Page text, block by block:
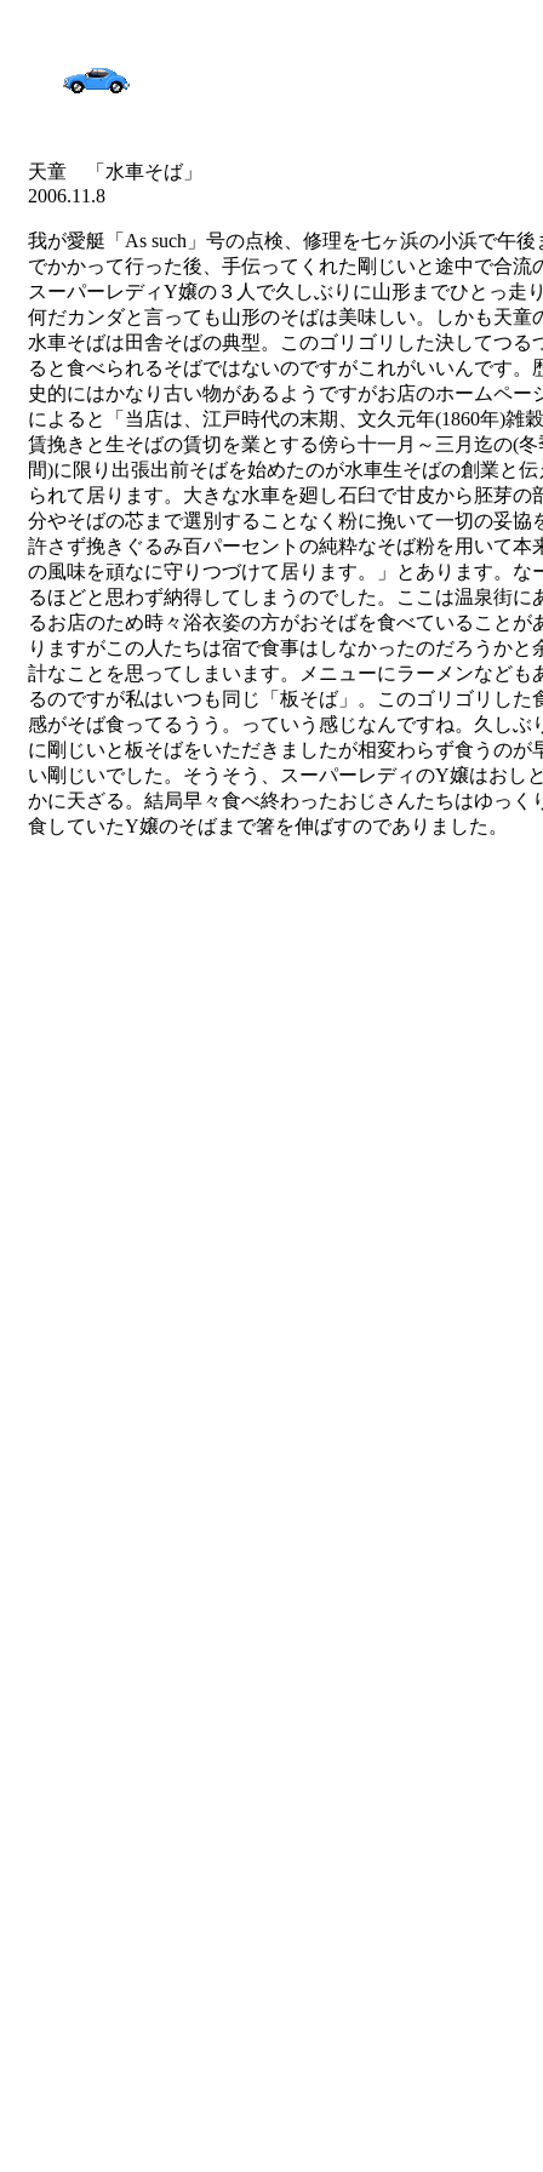
天童 「水車そば」
2006.11.8
我が愛艇「As such」号の点検、修理を七ヶ浜の小浜で午後
でかかって行った後、手伝ってくれた剛じいと途中で合流
スーパーレディY嬢の３人で久しぶりに山形までひとっ走
何だカンダと言っても山形のそばは美味しい。しかも天童
水車そばは田舎そばの典型。このゴリゴリした決してつる
ると食べられるそばではないのですがこれがいいんです。
史的にはかなり古い物があるようですがお店のホームペー
によると「 当店は、江戸時代の末期、文久元年(1860年)雑
賃挽きと生そばの賃切を業とする傍ら十一月～三月迄の(冬
間)に限り出張出前そばを始めたのが水車生そばの創業と伝
られて居ります。大きな水車を廻し石臼で甘皮から胚芽の
分やそばの芯まで選別することなく粉に挽いて一切の妥協
許さず挽きぐるみ百パーセントの純粋なそば粉を用いて本
の風味を頑なに守りつづけて居ります。
」とあります。な
るほどと思わず納得してしまうのでした。ここは温泉街に
るお店のため時々浴衣姿の方がおそばを食べていることが
りますがこの人たちは宿で食事はしなかったのだろうかと
計なことを思ってしまいます。メニューにラーメンなども
るのですが私はいつも同じ「板そば」。このゴリゴリした
感がそば食ってるうう。っていう感じなんですね。久しぶ
に剛じいと板そばをいただきましたが相変わらず食うのが
い剛じいでした。そうそう、スーパーレディのY嬢はおし
かに天ざる。結局早々食べ終わったおじさんたちはゆっく
食していたY嬢のそばまで箸を伸ばすのでありました。